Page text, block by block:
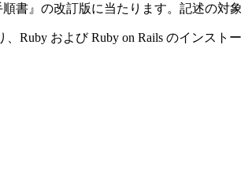
書』の改訂版に当たります。記述の対
Ruby および Ruby on Rails のインス